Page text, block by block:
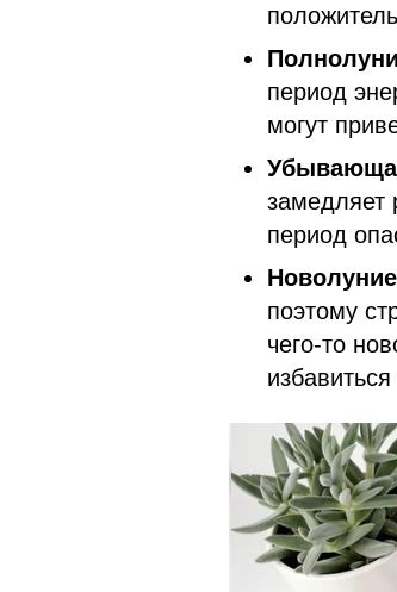
период
могут
замедляет
период
поэтому
чего-то